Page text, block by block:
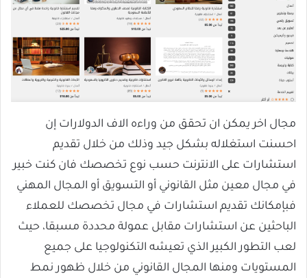
مجال اخر يمكن ان تحقق من وراءه الاف الدولارات إن
احسنت استغلاله بشكل جيد وذلك من خلال تقديم
استشارات على الانترنت حسب نوع تخصصك فان كنت خبير
في مجال معين مثل القانوني أو التسويق أو المجال المهني
فبإمكانك تقديم استشارات في مجال تخصصك للعملاء
الباحثين عن استشارات مقابل عمولة محددة مسبقا، حيث
لعب التطور الكبير الذي تعيشه التكنولوجيا على جميع
المستويات ومنها المجال القانوني من خلال ظهور نمط